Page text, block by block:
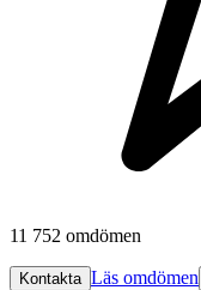
11 752 omdömen
Kontakta Läs omdömen